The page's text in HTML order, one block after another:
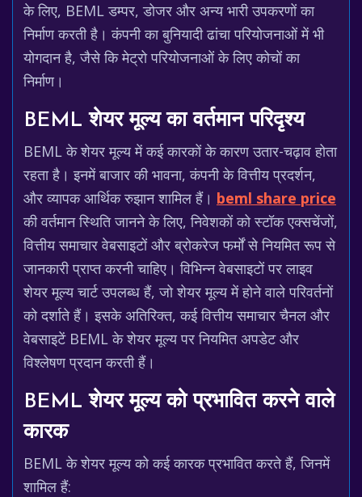
के लिए, BEML डम्पर, डोजर और अन्य भारी उपकरणों का
निर्माण करती है। कंपनी का बुनियादी ढांचा परियोजनाओं में भी
योगदान है, जैसे कि मेट्रो परियोजनाओं के लिए कोचों का
निर्माण।
BEML शेयर मूल्य का वर्तमान परिदृश्य
BEML के शेयर मूल्य में कई कारकों के कारण उतार-चढ़ाव होता
रहता है। इनमें बाजार की भावना, कंपनी के वित्तीय प्रदर्शन,
और व्यापक आर्थिक रुझान शामिल हैं। beml share price
की वर्तमान स्थिति जानने के लिए, निवेशकों को स्टॉक एक्सचेंजों,
वित्तीय समाचार वेबसाइटों और ब्रोकरेज फर्मों से नियमित रूप से
जानकारी प्राप्त करनी चाहिए। विभिन्न वेबसाइटों पर लाइव
शेयर मूल्य चार्ट उपलब्ध हैं, जो शेयर मूल्य में होने वाले परिवर्तनों
को दर्शाते हैं। इसके अतिरिक्त, कई वित्तीय समाचार चैनल और
वेबसाइटें BEML के शेयर मूल्य पर नियमित अपडेट और
विश्लेषण प्रदान करती हैं।
BEML शेयर मूल्य को प्रभावित करने वाले
कारक
BEML के शेयर मूल्य को कई कारक प्रभावित करते हैं, जिनमें
शामिल हैं: